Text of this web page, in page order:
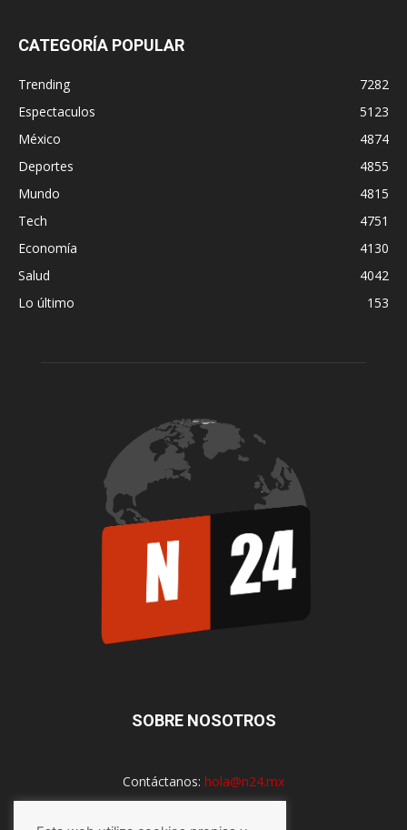
CATEGORÍA POPULAR
Trending
7282
Espectaculos
5123
México
4874
Deportes
4855
Mundo
4815
Tech
4751
Economía
4130
Salud
4042
Lo último
153
SOBRE NOSOTROS
Contáctanos: hola@n24.mx